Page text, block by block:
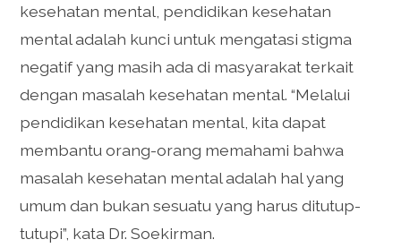
kesehatan mental, pendidikan kesehatan
mental adalah kunci untuk mengatasi stigma
negatif yang masih ada di masyarakat terkait
dengan masalah kesehatan mental. “Melalui
pendidikan kesehatan mental, kita dapat
membantu orang-orang memahami bahwa
masalah kesehatan mental adalah hal yang
umum dan bukan sesuatu yang harus ditutup-
tutupi”, kata Dr. Soekirman.